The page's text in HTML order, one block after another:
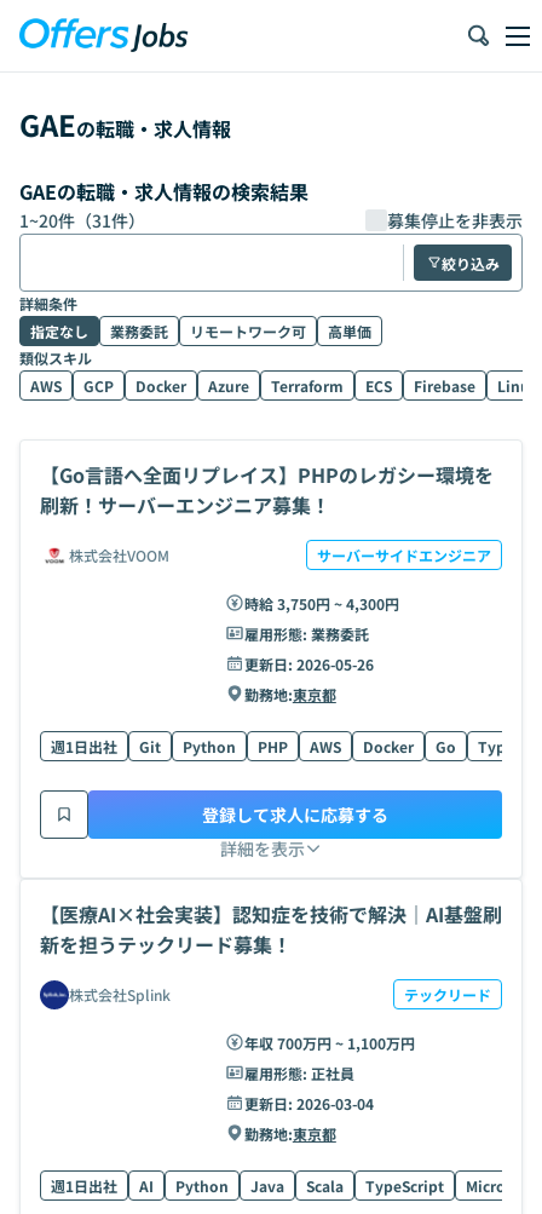
GAEの転職・求人情報
GAEの転職・求人情報の検索結果
1~20件（31件） 募集停止を非表示
絞り込み
詳細条件
指定なし
業務委託 リモートワーク可
高単価
類似スキル
AWS
GCP Docker Azure Terraform ECS Firebase Linux
【Go言語へ全面リプレイス】PHPのレガシー環境を
刷新！サーバーエンジニア募集！
株式会社VOOM サーバーサイドエンジニア
時給 3,750円 ~ 4,300円
雇用形態: 業務委託
更新日: 2026-05-26
勤務地:東京都
週1日出社 Git Python PHP AWS Docker Go
詳細を表示
登録して求人に応募する
【医療AI×社会実装】認知症を技術で解決｜AI基盤刷
新を担うテックリード募集！
株式会社Splink テックリード
年収 700万円 ~ 1,100万円
雇用形態: 正社員
更新日: 2026-03-04
勤務地:東京都
週1日出社 AI Python Java Scala TypeScript